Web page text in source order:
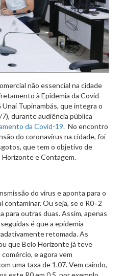
não essencial na cidade
à Epidemia da Covid-
Tupinambás, que integra o
durante audiência pública
da Covid-19. No encontro
do coronavírus na cidade, foi
que tem o objetivo de
Horizonte e Contagem.
do vírus e aponta para o
Ou seja, se o R0=2
para outras duas. Assim, apenas
é que a epidemia
retomada. As
que Belo Horizonte já teve
e agora vem
uma taxa de 1.07. Vem caindo,